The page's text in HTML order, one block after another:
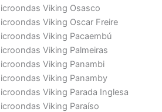
Viking Osasco
Viking Oscar Freire
Viking Pacaembú
Viking Palmeiras
Viking Panambi
Viking Panamby
Viking Parada Inglesa
Viking Paraíso